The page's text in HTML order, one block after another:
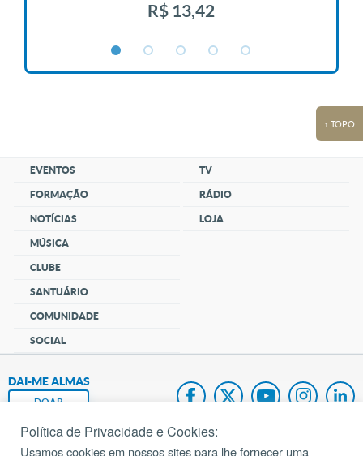
R$ 13,42
↑ TOPO
EVENTOS
FORMAÇÃO
NOTÍCIAS
MÚSICA
CLUBE
SANTUÁRIO
COMUNIDADE
SOCIAL
TV
RÁDIO
LOJA
DAI-ME ALMAS
DOAR
Fundação João Paulo II
Política de Privacidade e Cookies:
Usamos cookies em nossos sites para lhe fornecer uma